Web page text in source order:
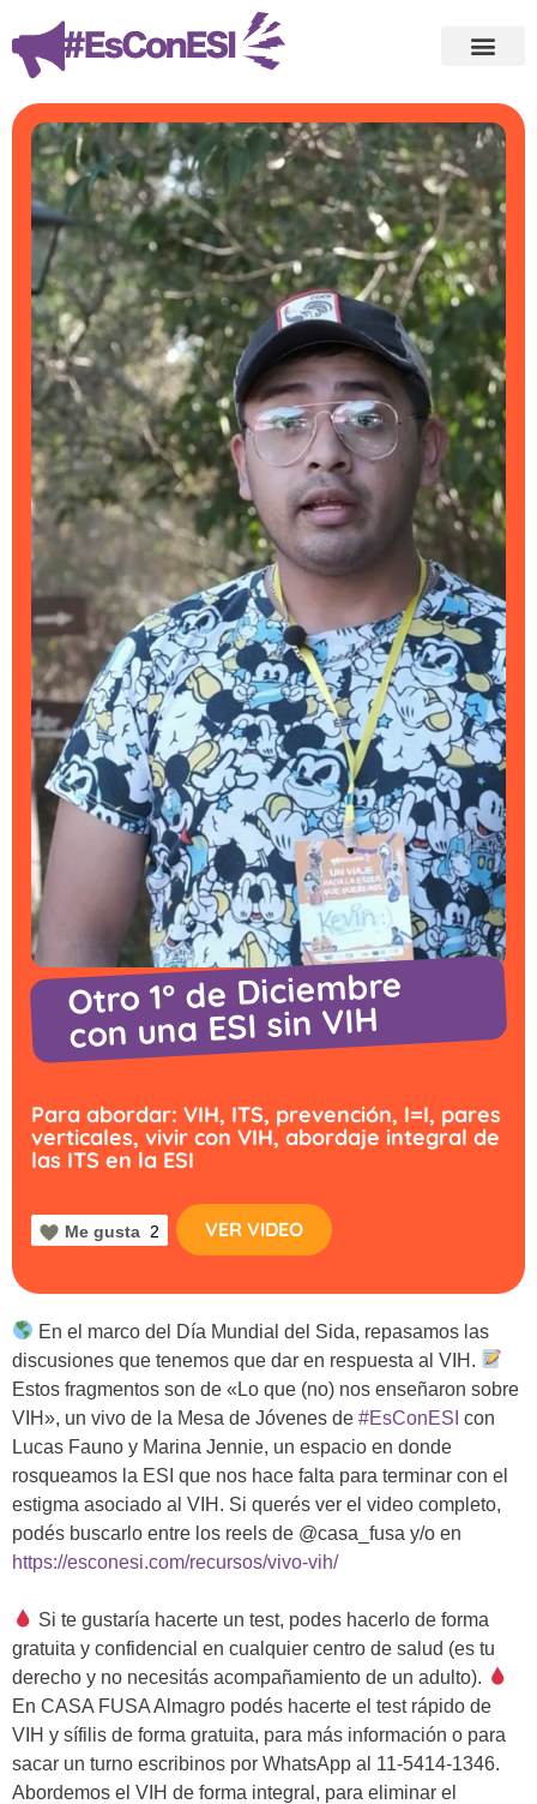
Otro 1° de Diciembre
con una ESI sin VIH
Para abordar: VIH, ITS, prevención, I=I, pares
verticales, vivir con VIH, abordaje integral de
las ITS en la ESI
Me gusta 2 VER VIDEO
En el marco del Día Mundial del Sida, repasamos las
discusiones que tenemos que dar en respuesta al VIH.
Estos fragmentos son de «Lo que (no) nos enseñaron sobre
VIH», un vivo de la Mesa de Jóvenes de #EsConESI con
Lucas Fauno y Marina Jennie, un espacio en donde
rosqueamos la ESI que nos hace falta para terminar con el
estigma asociado al VIH. Si querés ver el video completo,
podés buscarlo entre los reels de @casa_fusa y/o en
https://esconesi.com/recursos/vivo-vih/
Si te gustaría hacerte un test, podes hacerlo de forma
gratuita y confidencial en cualquier centro de salud (es tu
derecho y no necesitás acompañamiento de un adulto).
En CASA FUSA Almagro podés hacerte el test rápido de
VIH y sífilis de forma gratuita, para más información o para
sacar un turno escribinos por WhatsApp al 11-5414-1346.
Abordemos el VIH de forma integral, para eliminar el